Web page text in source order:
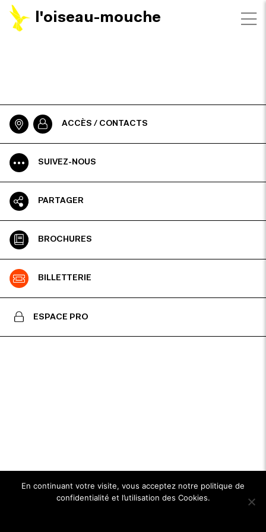
l'oiseau-mouche
ACCÈS / CONTACTS
SUIVEZ-NOUS
PARTAGER
BROCHURES
BILLETTERIE
ESPACE PRO
En continuant votre visite, vous acceptez notre politique de
confidentialité et l’utilisation des Cookies.